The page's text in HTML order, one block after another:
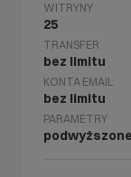
WITRYNY
25
TRANSFER
bez limitu
KONTA EMAIL
bez limitu
PARAMETRY
podwyższone